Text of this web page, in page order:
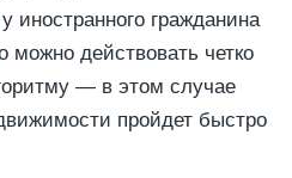
иностранного гражданина
можно действовать четко
— в этом случае
пройдет быстро